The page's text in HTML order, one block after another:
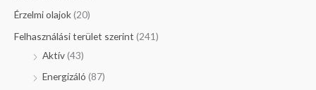
Érzelmi olajok(20)
Felhasználási terület szerint (241)
Aktív(43)
Energizáló (87)